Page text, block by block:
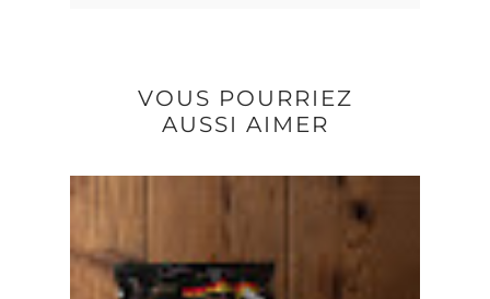
VOUS POURRIEZ
AUSSI AIMER